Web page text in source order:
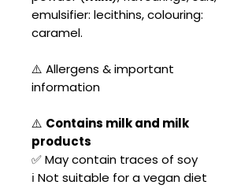
emulsifier: lecithins, colouring:
caramel.
⚠️ Allergens & important
information
⚠️ Contains milk and milk
products
✅ May contain traces of soy
ℹ️ Not suitable for a vegan diet